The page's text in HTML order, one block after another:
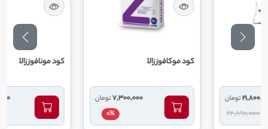
کود موکافوز زالا
7,300,000تومان
کود مونافوز زالا
7,100,000